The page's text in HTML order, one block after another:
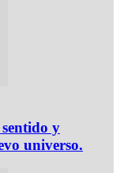
y
universo.